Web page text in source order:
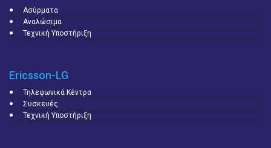
Ασύρματα
Αναλώσιμα
Τεχνική Υποστήριξη
Ericsson-LG
Τηλεφωνικά Κέντρα
Συσκευές
Τεχνική Υποστήριξη